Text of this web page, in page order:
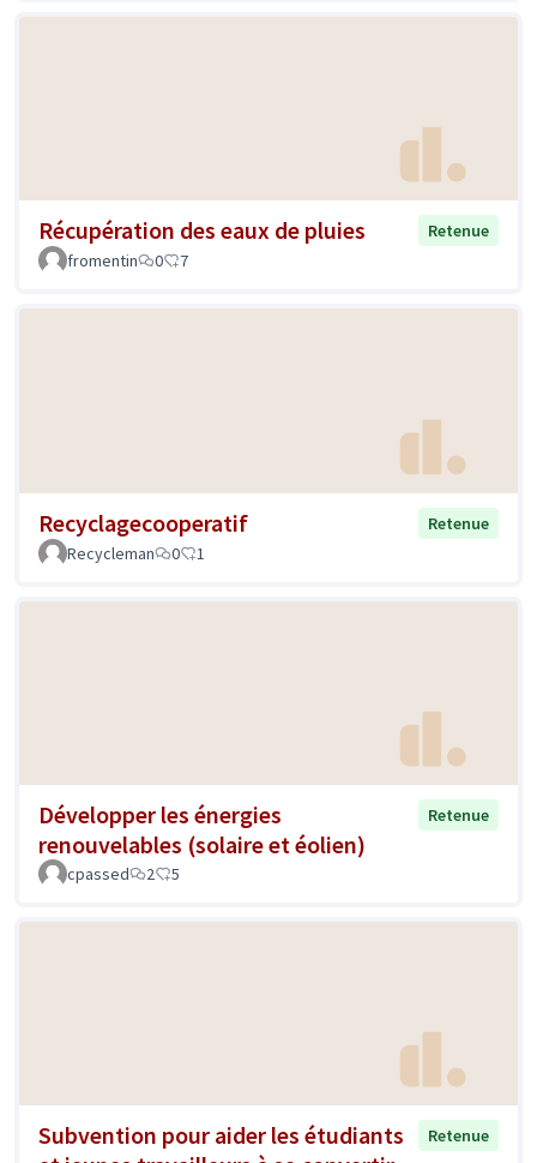
Récupération des eaux de pluies
Retenue
fromentin
0 7
Recyclagecooperatif
Retenue
Recycleman
0 1
Développer les énergies
renouvelables (solaire et éolien)
Retenue
cpassed 2 5
Subvention pour aider les étudiants
Retenue